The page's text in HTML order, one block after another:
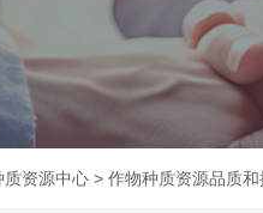
质资源中心 > 作物种质资源品质